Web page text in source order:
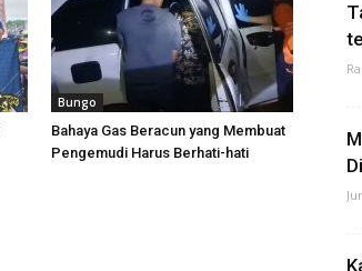
Bungo
Bahaya Gas Beracun yang Membuat
Pengemudi Harus Berhati-hati